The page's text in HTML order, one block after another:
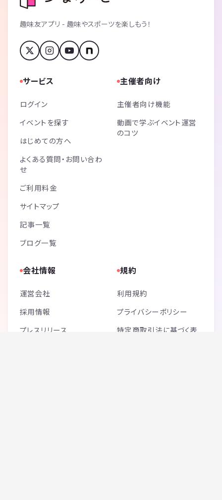
趣味友アプリ - 趣味やスポーツを楽しもう！
サービス
ログイン
イベントを探す
はじめての方へ
よくある質問・お問い合わ
せ
ご利用料金
サイトマップ
記事一覧
ブログ一覧
主催者向け
主催者向け機能
動画で学ぶイベント運営
のコツ
会社情報
運営会社
採用情報
プレスリリース
規約
利用規約
プライバシーポリシー
特定商取引法に基づく表